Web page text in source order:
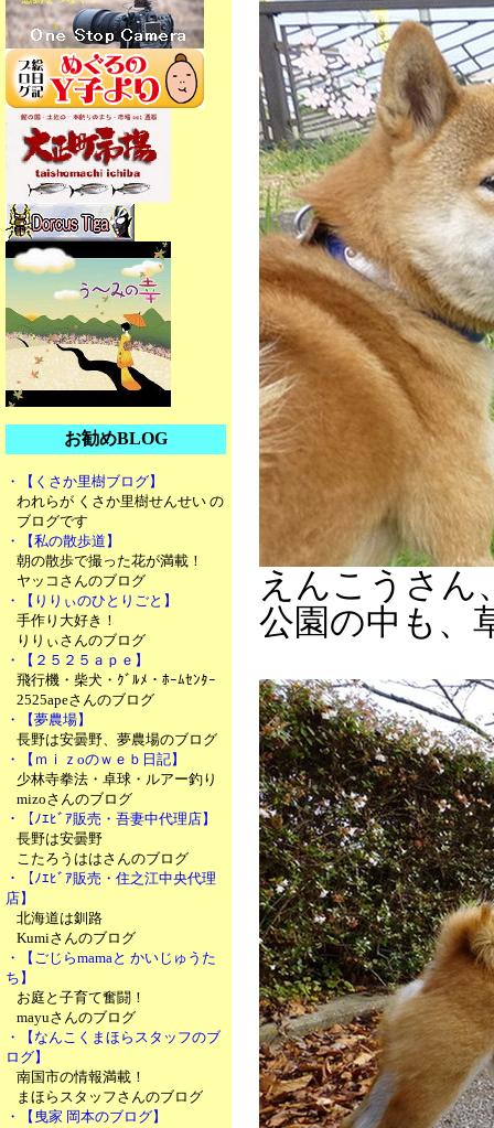
お勧めBLOG
・【くさか里樹ブログ】
われらが くさか里樹せんせい の
ブログです
・【私の散歩道】
朝の散歩で撮った花が満載！
ヤッコさんのブログ
・【りりぃのひとりごと】
手作り大好き！
りりぃさんのブログ
・【２５２５ａｐｅ】
飛行機・柴犬・ｸﾞﾙﾒ・ﾎｰﾑｾﾝﾀｰ
2525apeさんのブログ
・【夢農場】
長野は安曇野、夢農場のブログ
・【ｍｉｚoのｗｅｂ日記】
少林寺拳法・卓球・ルアー釣り
mizoさんのブログ
・【ﾉｴﾋﾞｱ販売・吾妻中代理店】
長野は安曇野
こたろうははさんのブログ
・【ﾉｴﾋﾞｱ販売・住之江中央代理
店】
北海道は釧路
Kumiさんのブログ
・【ごじらmamaと かいじゅうた
ち】
お庭と子育て奮闘！
mayuさんのブログ
・【なんこくまほらスタッフのブ
ログ】
南国市の情報満載！
まほらスタッフさんのブログ
・【曳家 岡本のブログ】
えんこうさん
公園の中も、